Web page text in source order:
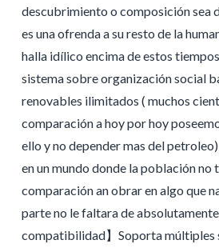
descubrimiento o composición sea
es una ofrenda a su resto de la
halla idílico encima de estos
sistema sobre organización social
renovables ilimitados ( muchos
comparación a hoy por hoy
ello y no depender mas del
en un mundo donde la población no
comparación an obrar en algo que
parte no le faltara de
compatibilidad】Soporta múltiples